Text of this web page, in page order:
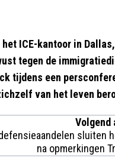
ICE-kantoor in
tegen de
tijdens een
van het leven
Volgend
sluiten
na opmerkingen